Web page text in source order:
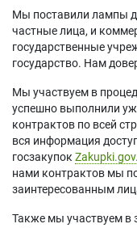
Мы поставили лампы
частные лица, и
государственные
государство. Нам
Мы участвуем в
успешно выполнили
контрактов по всей
вся информация
госзакупок
нами контрактов мы
заинтересованным
Также мы участвуем в